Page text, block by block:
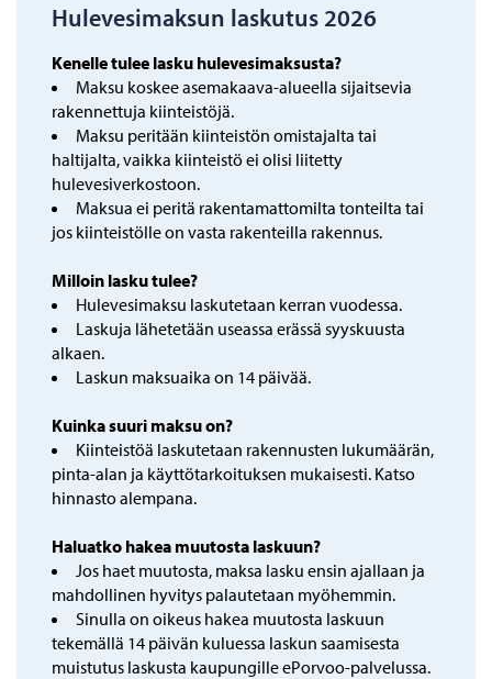
Hulevesimaksun laskutus 2026
Kenelle tulee lasku hulevesimaksusta?
Maksu koskee asemakaava-alueella sijaitsevia
rakennettuja kiinteistöjä.
Maksu peritään kiinteistön omistajalta tai
haltijalta, vaikka kiinteistö ei olisi liitetty
hulevesiverkostoon.
Maksua ei peritä rakentamattomilta tonteilta tai
jos kiinteistölle on vasta rakenteilla rakennus.
Milloin lasku tulee?
Hulevesimaksu laskutetaan kerran vuodessa.
Laskuja lähetetään useassa erässä syyskuusta
alkaen.
Laskun maksuaika on 14 päivää.
Kuinka suuri maksu on?
Kiinteistöä laskutetaan rakennusten lukumäärän,
pinta-alan ja käyttötarkoituksen mukaisesti. Katso
hinnasto alempana.
Haluatko hakea muutosta laskuun?
Jos haet muutosta, maksa lasku ensin ajallaan ja
mahdollinen hyvitys palautetaan myöhemmin.
Sinulla on oikeus hakea muutosta laskuun
tekemällä 14 päivän kuluessa laskun saamisesta
muistutus laskusta kaupungille ePorvoo-palvelussa.